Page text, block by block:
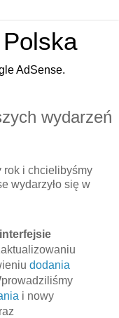
AdSense.
wydarzeń
rok i chcielibyśmy
wydarzyło się w
dodania
i nowy